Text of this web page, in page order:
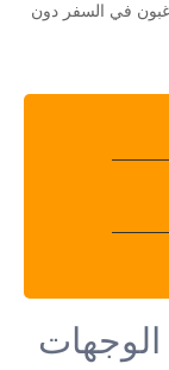
في السفر دون